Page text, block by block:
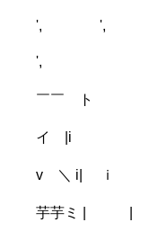
', ',
/ '
', ',
'
￣￣ ト
ｉ
イ |i
| |
v ＼ i|
＼ |,
芋芋ミ |
, |